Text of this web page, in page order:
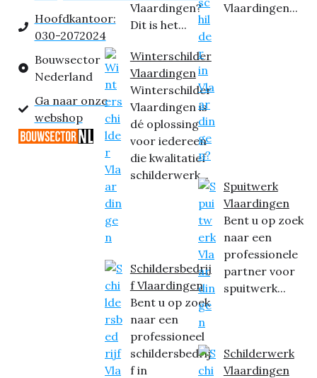
Hoofdkantoor:
030-2072024
Bouwsector
Nederland
Ga naar onze
webshop
Vlaardingen?
Dit is het...
Winterschilder
Vlaardingen
Winterschilder
Vlaardingen is
dé oplossing
voor iedereen
die kwalitatief
schilderwerk...
Schildersbedrij
f Vlaardingen
Bent u op zoek
naar een
professioneel
schildersbedrij
f in
Vlaardingen...
Spuitwerk
Vlaardingen
Bent u op zoek
naar een
professionele
partner voor
spuitwerk...
Schilderwerk
Vlaardingen